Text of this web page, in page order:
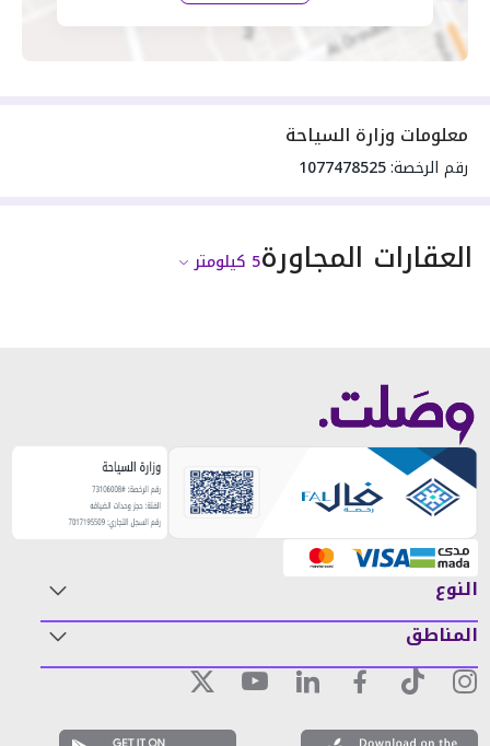
معلومات وزارة السياحة
رقم الرخصة:1077478525
العقارات المجاورة5 كيلومتر
النوع
المناطق